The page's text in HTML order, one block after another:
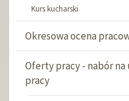
Kurs kucharski
Okresowa ocena
Oferty pracy - nabór
pracy